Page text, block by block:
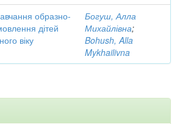
образно-
дітей
віку
Богуш, Алла
Михайлівна;
Bohush, Alla
Mykhailivna